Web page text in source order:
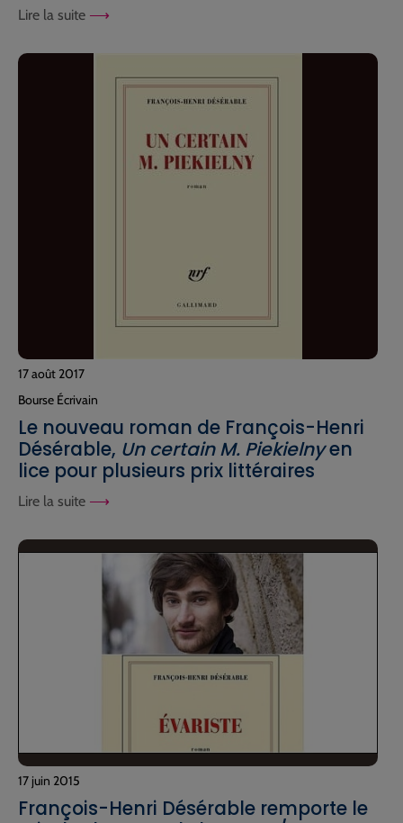
Lire la suite
17 août 2017
Bourse Écrivain
Le nouveau roman de François-Henri
Désérable, Un certain M. Piekielnyen
lice pour plusieurs prix littéraires
Lire la suite
17 juin 2015
François-Henri Désérable remporte le